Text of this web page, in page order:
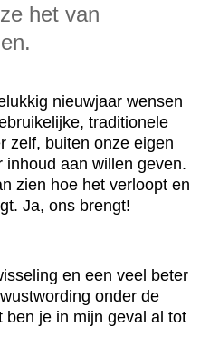
het van
nieuwjaar wensen
traditionele
zelf, buiten onze eigen
aan willen geven.
zien hoe het verloopt en
Ja, ons brengt!
en een veel beter
onder de
ben je in mijn geval al tot